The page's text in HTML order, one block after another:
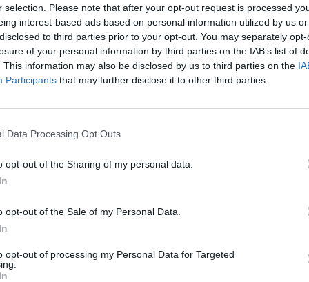
selection. Please note that after your opt-out request is processed
interest-based ads based on personal information utilized by us
to third parties prior to your opt-out. You may separately
of your personal information by third parties on the IAB’s list of
This information may also be disclosed by us to third parties on the
Participants that may further disclose it to other third parties.
Data Processing Opt Outs
opt-out of the Sharing of my personal data.
opt-out of the Sale of my Personal Data.
opt-out of processing my Personal Data for Targeted
también podría gustarte: